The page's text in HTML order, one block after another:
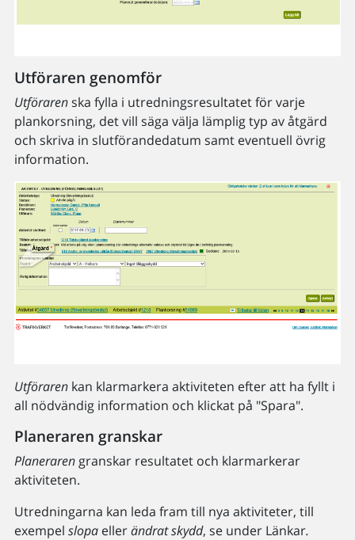
Utföraren genomför
Utförarenska fylla i utredningsresultatet för varje
plankorsning, det vill säga välja lämplig typ av åtgärd
och skriva in slutförandedatum samt eventuell övrig
information.
Utförarenkan klarmarkera aktiviteten efter att ha fyllt i
all nödvändig information och klickat på "Spara".
Planeraren granskar
Planerarengranskar resultatet och klarmarkerar
aktiviteten.
Utredningarna kan leda fram till nya aktiviteter, till
exempel slopaellerändrat skydd, se under Länkar.